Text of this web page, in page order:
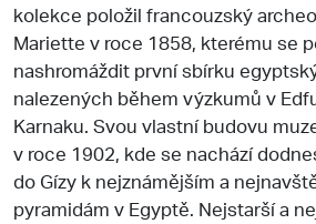
kolekce položil francouzský
Mariette v roce 1858, kterému se
nashromáždit první sbírku
nalezených během výzkumů v
Karnaku. Svou vlastní budovu
v roce 1902, kde se nachází
do Gízy k nejznámějším a
pyramidám v Egyptě. Nejstarší a